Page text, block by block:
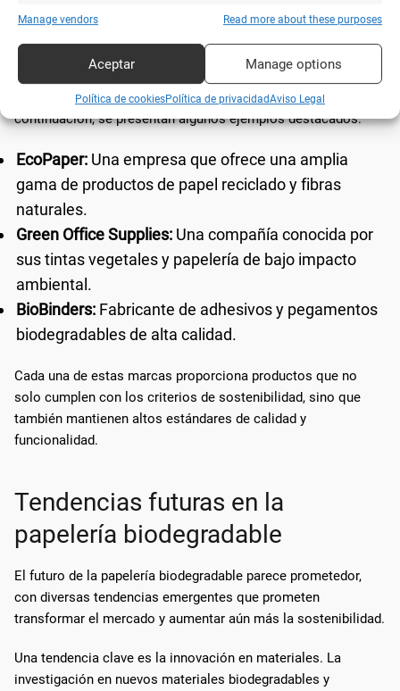
Manage vendors Read more about these purposes
Aceptar Manage options
Política de cookiesPolítica de privacidadAviso Legal
Ejemplos de marcas y productos
Existen varias marcas líderes en el mercado que se
especializan en papelería biodegradable y sostenible. A
continuación, se presentan algunos ejemplos destacados:
EcoPaper: Una empresa que ofrece una amplia
gama de productos de papel reciclado y fibras
naturales.
Green Office Supplies: Una compañía conocida por
sus tintas vegetales y papelería de bajo impacto
ambiental.
BioBinders: Fabricante de adhesivos y pegamentos
biodegradables de alta calidad.
Cada una de estas marcas proporciona productos que no
solo cumplen con los criterios de sostenibilidad, sino que
también mantienen altos estándares de calidad y
funcionalidad.
Tendencias futuras en la
papelería biodegradable
El futuro de la papelería biodegradable parece prometedor,
con diversas tendencias emergentes que prometen
transformar el mercado y aumentar aún más la sostenibilidad.
Una tendencia clave es la innovación en materiales. La
investigación en nuevos materiales biodegradables y